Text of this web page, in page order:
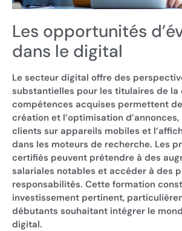
Les opportunités
dans le digital
Le secteur digital offre des
substantielles pour les titulaires de la
compétences acquises permettent
création et l’optimisation
clients sur appareils mobiles et
dans les moteurs de recherche. Les
certifiés peuvent prétendre à des
salariales notables et accéder à des
responsabilités. Cette formation
investissement pertinent,
débutants souhaitant intégrer le
digital.